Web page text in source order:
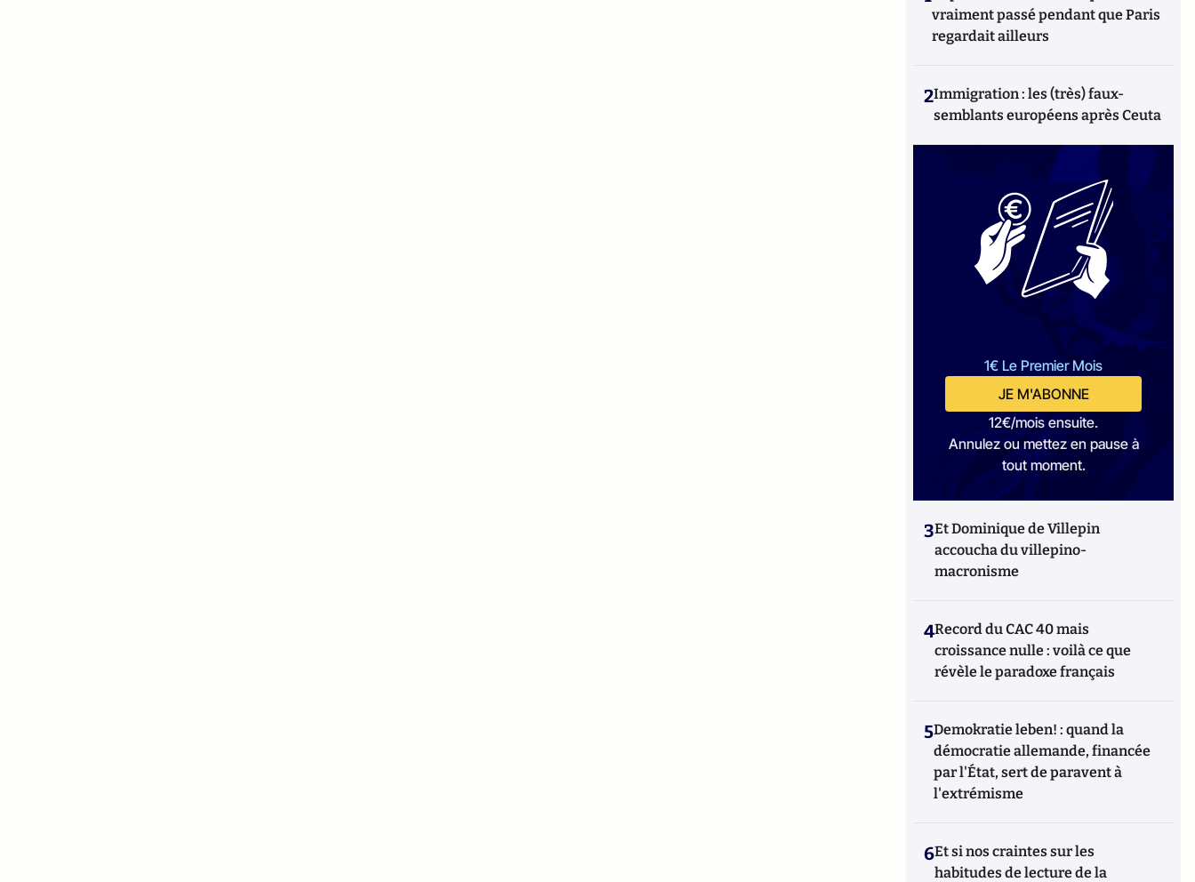
vraiment passé pendant que Paris
regardait ailleurs
2Immigration : les (très) faux-
semblants européens après Ceuta
1€ Le Premier Mois
JE M'ABONNE
12€/mois ensuite.
Annulez ou mettez en pause à
tout moment.
3Et Dominique de Villepin
accoucha du villepino-
macronisme
4Record du CAC 40 mais
croissance nulle : voilà ce que
révèle le paradoxe français
5Demokratie leben! : quand la
démocratie allemande, financée
par l'État, sert de paravent à
l'extrémisme
6Et si nos craintes sur les
habitudes de lecture de la